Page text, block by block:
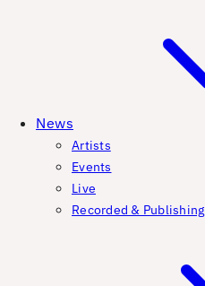
News
Artists
Events
Live
Recorded & Publishing